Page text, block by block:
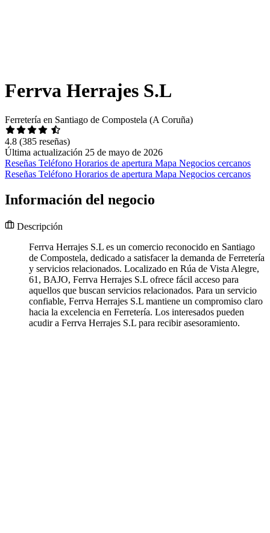
Ferrva Herrajes S.L
Ferretería en Santiago de Compostela (A Coruña)
4.8 (385 reseñas)
Última actualización 25 de mayo de 2026
Reseñas Teléfono Horarios de apertura Mapa Negocios cercanos
Reseñas Teléfono Horarios de apertura Mapa Negocios cercanos
Información del negocio
Descripción
Ferrva Herrajes S.L es un comercio reconocido en Santiago
de Compostela, dedicado a satisfacer la demanda de Ferretería
y servicios relacionados. Localizado en Rúa de Vista Alegre,
61, BAJO, Ferrva Herrajes S.L ofrece fácil acceso para
aquellos que buscan servicios relacionados. Para un servicio
confiable, Ferrva Herrajes S.L mantiene un compromiso claro
hacia la excelencia en Ferretería. Los interesados pueden
acudir a Ferrva Herrajes S.L para recibir asesoramiento.